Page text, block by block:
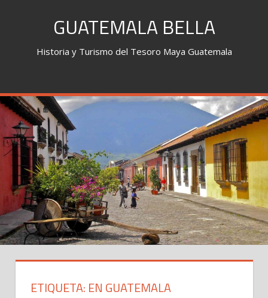
GUATEMALA BELLA
Historia y Turismo del Tesoro Maya Guatemala
ETIQUETA: EN GUATEMALA